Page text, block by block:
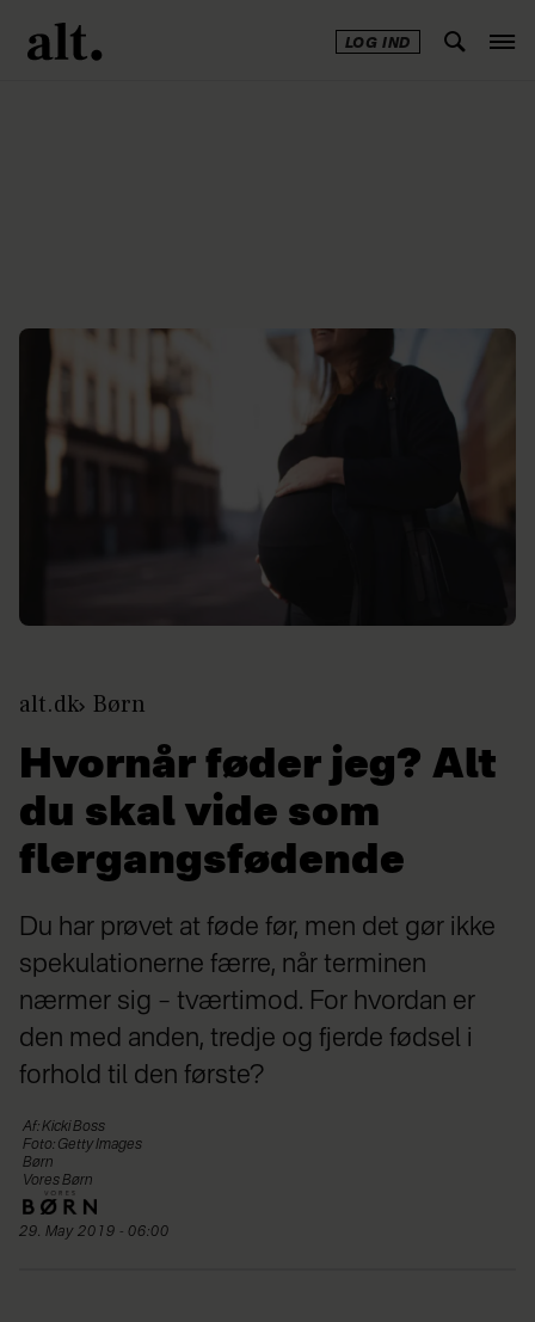
LOG IND
alt.dk Børn
Hvornår føder jeg? Alt
du skal vide som
flergangsfødende
Du har prøvet at føde før, men det gør ikke
spekulationerne færre, når terminen
nærmer sig – tværtimod. For hvordan er
den med anden, tredje og fjerde fødsel i
forhold til den første?
Af: Kicki Boss
Foto: Getty Images
Børn
Vores Børn
29. May 2019 - 06:00